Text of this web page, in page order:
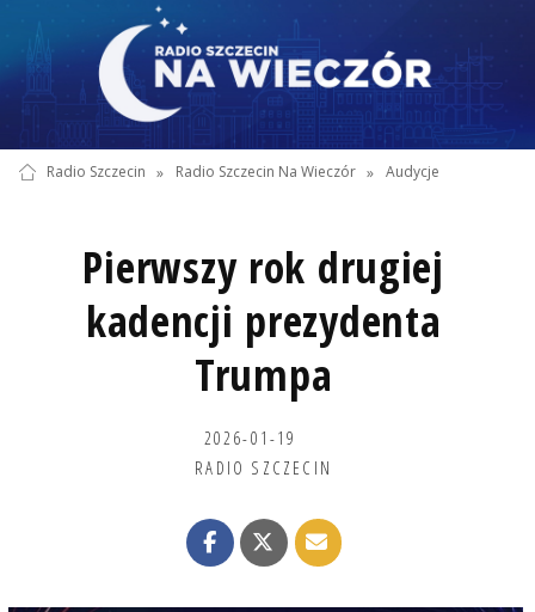
Radio Szczecin » Radio Szczecin Na Wieczór » Audycje
Pierwszy rok drugiej
kadencji prezydenta
Trumpa
2026-01-19
RADIO SZCZECIN